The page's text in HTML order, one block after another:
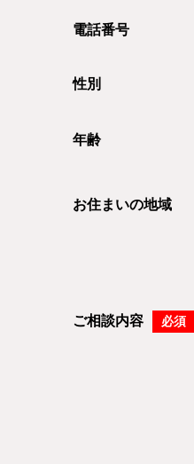
電話番号
性別
年齢
お住まいの地域
ご相談内容 必須